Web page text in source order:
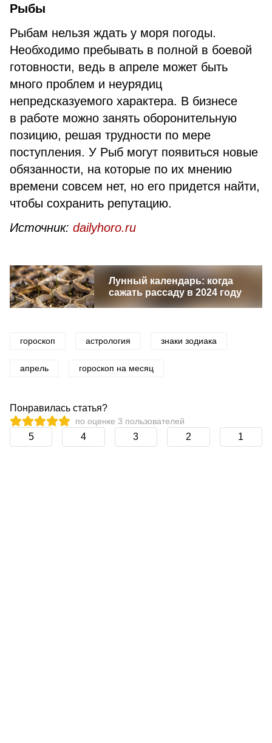
Рыбы
Рыбам нельзя ждать у моря погоды.
Необходимо пребывать в полной в боевой
готовности, ведь в апреле может быть
много проблем и неурядиц
непредсказуемого характера. В бизнесе
в работе можно занять оборонительную
позицию, решая трудности по мере
поступления. У Рыб могут появиться новые
обязанности, на которые по их мнению
времени совсем нет, но его придется найти,
чтобы сохранить репутацию.
Источник: dailyhoro.ru
Лунный календарь: когда
сажать рассаду в 2024 году
гороскоп астрология знаки зодиака
апрель гороскоп на месяц
Понравилась статья?
по оценке 3 пользователей
5 4 3 2 1